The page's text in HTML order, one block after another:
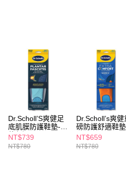
【注意事項】
１．透過由恩沛科技股份有限公司提供之
交易，需依本服務之必要範圍內提供個人
求債權轉讓予恩沛科技股份有限公司。
２．關於個人資料處理事宜，請瀏覽以下網
https://aftee.tw/terms/#terms3
３．未成年的使用者請事先徵得法定代理
「AFTEE先享後付」，若未經同意申辦者
任。
４．使用「AFTEE先享後付」時，將依據
即時審查核予不同之上限額度；若仍有額
7-11取貨付款
每筆NT$65，滿NT$490(含以上)免運
付款後7-11取貨
每筆NT$65，滿NT$490(含以上)免運
宅配(本島)
每筆NT$100，滿NT$790(含以上)免運
Dr.Scholl’S爽健足
底肌膜防護鞋墊-多
款任選
NT$739
NT$780
Dr.Scholl’s爽健
磅防護舒適鞋
NT$659
NT$780